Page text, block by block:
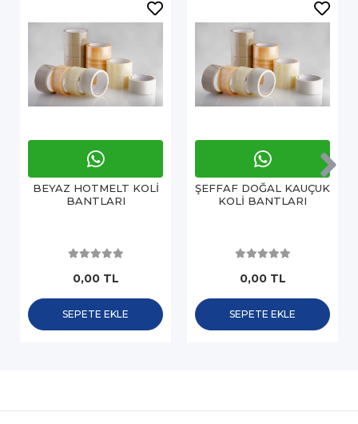
BEYAZ HOTMELT KOLİ
BANTLARI
0,00 TL
SEPETE EKLE
ŞEFFAF DOĞAL KAUÇUK
KOLİ BANTLARI
0,00 TL
SEPETE EKLE